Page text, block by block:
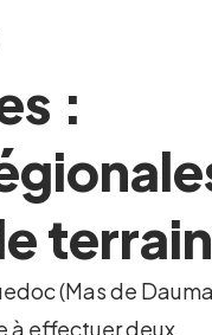
:
(Mas de
à effectuer deux